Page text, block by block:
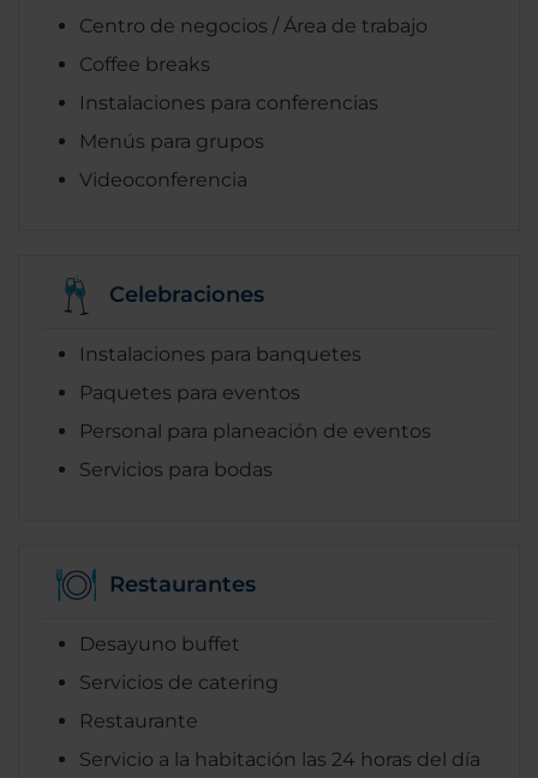
Centro de negocios / Área de trabajo
Coffee breaks
Instalaciones para conferencias
Menús para grupos
Videoconferencia
Celebraciones
Instalaciones para banquetes
Paquetes para eventos
Personal para planeación de eventos
Servicios para bodas
Restaurantes
Desayuno buffet
Servicios de catering
Restaurante
Servicio a la habitación las 24 horas del día